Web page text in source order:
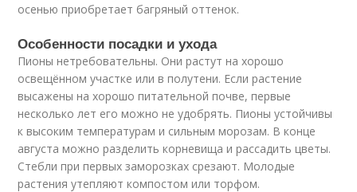
осенью приобретает багряный оттенок.
Особенности посадки и ухода
Пионы нетребовательны. Они растут на хорошо
освещённом участке или в полутени. Если растение
высажены на хорошо питательной почве, первые
несколько лет его можно не удобрять. Пионы устойчивы
к высоким температурам и сильным морозам. В конце
августа можно разделить корневища и рассадить цветы.
Стебли при первых заморозках срезают. Молодые
растения утепляют компостом или торфом.